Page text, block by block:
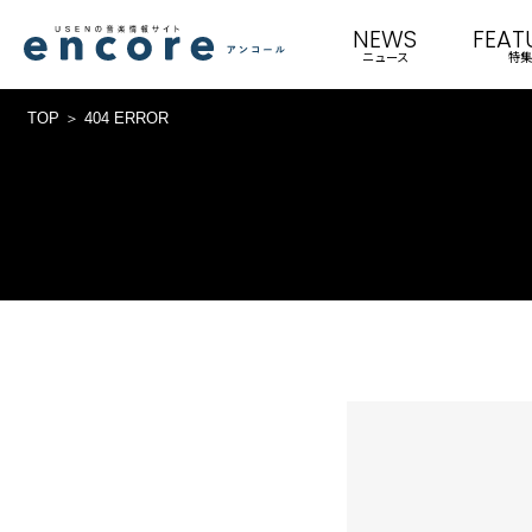
NEWS
ニュース 特集
TOP 404 ERROR